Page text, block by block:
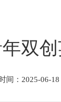
双
时间：2025-06-